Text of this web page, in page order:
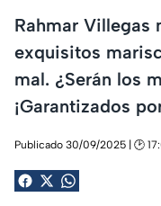
Rahmar Villegas
exquisitos
mal. ¿Serán los
¡Garantizados
Publicado 30/09/2025 | 🕑